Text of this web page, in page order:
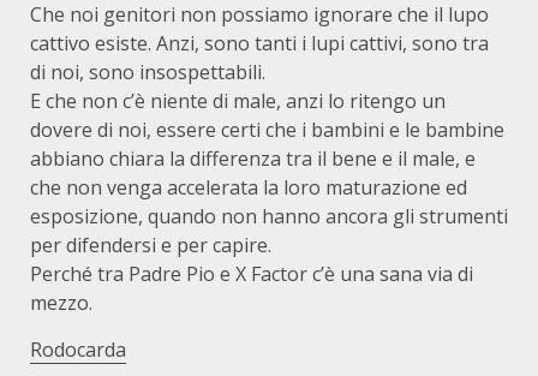
Che noi genitori non possiamo ignorare che il lupo
cattivo esiste. Anzi, sono tanti i lupi cattivi, sono tra
di noi, sono insospettabili.
E che non c’è niente di male, anzi lo ritengo un
dovere di noi, essere certi che i bambini e le bambine
abbiano chiara la differenza tra il bene e il male, e
che non venga accelerata la loro maturazione ed
esposizione, quando non hanno ancora gli strumenti
per difendersi e per capire.
Perché tra Padre Pio e X Factor c’è una sana via di
mezzo.
Rodocarda